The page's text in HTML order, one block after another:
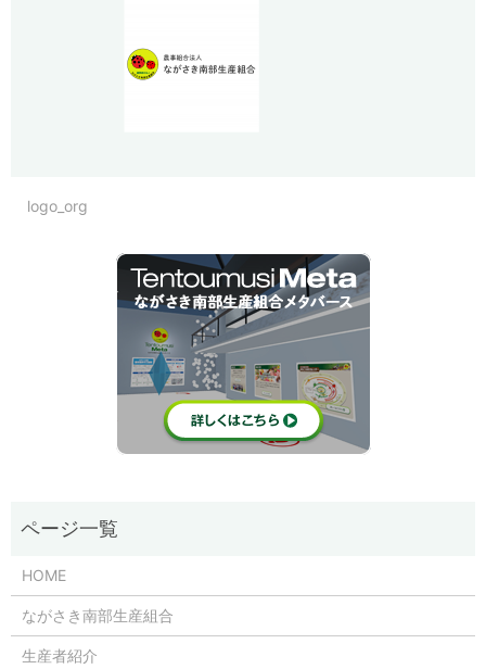
logo_org
HOME
ながさき南部生産組合
生産者紹介